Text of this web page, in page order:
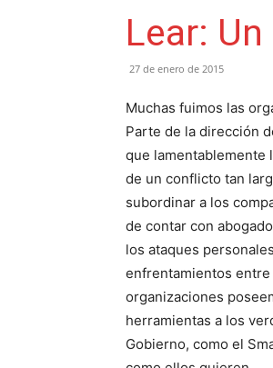
Lear:
27 de enero de 2015
Muchas fuimos las
Parte de la dirección
que lamentablemente
de un conflicto tan
subordinar a los
de contar con
los ataques
enfrentamientos entre
organizaciones
herramientas a los
Gobierno, como el